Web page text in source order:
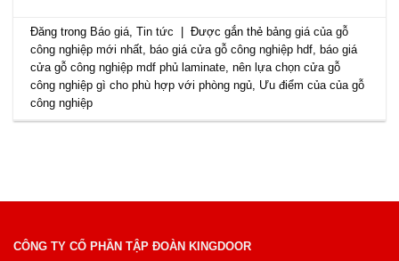
Đăng trong Báo giá,Tin tức Được gắn thẻ bảng giá của gỗ
công nghiệp mới nhất, báo giá cửa gỗ công nghiệp hdf, báo giá
cửa gỗ công nghiệp mdf phủ laminate,nên lựa chọn cửa gỗ
công nghiệp gì cho phù hợp với phòng ngủ, Ưu điểm của của gỗ
công nghiệp
CÔNG TY CỔ PHẦN TẬP ĐOÀN KINGDOOR